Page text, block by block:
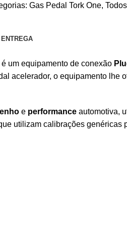
Gas Pedal Tork One, Todos
é um equipamento de conexão
acelerador, o equipamento lhe
e performance automotiva,
utilizam calibrações genéricas